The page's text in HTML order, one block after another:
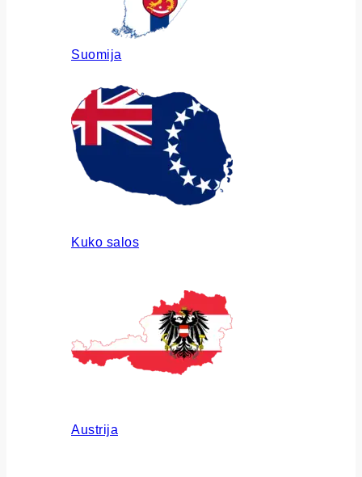
Suomija
Kuko salos
Austrija